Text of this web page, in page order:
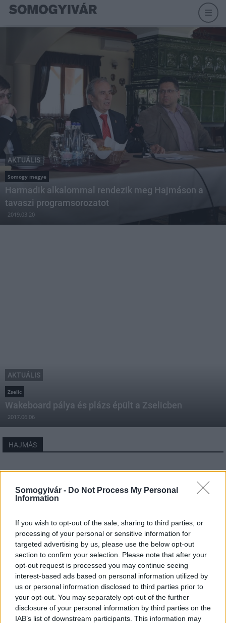
Somogyivár - Do Not Process My Personal
Information
If you wish to opt-out of the sale, sharing to third parties, or
processing of your personal or sensitive information for
targeted advertising by us, please use the below opt-out
section to confirm your selection. Please note that after your
opt-out request is processed you may continue seeing
interest-based ads based on personal information utilized by
us or personal information disclosed to third parties prior to
your opt-out. You may separately opt-out of the further
disclosure of your personal information by third parties on the
IAB’s list of downstream participants. This information may
AKTUÁLIS
Somogy megye
Harmadik alkalommal rendezik meg Hajmáson a
tavaszi programsorozatot
2019.03.20
AKTUÁLIS
Zselic
Wakeboard pálya és plázs épült a Zselicben
2017.06.06
HAJMÁS
HÍRLEVÉL
Név
E-mail cím
Feliratkozom a hírlevélre és elfogadom azadatvédelmi
szabályzatot!
FELIRATKOZÁS